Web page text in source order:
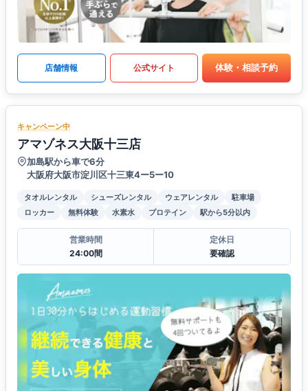
店舗情報 公式サイト 体験・相談予約
キャンペーン中
アマゾネス大阪十三店
加島駅から車で6分
大阪府大阪市淀川区十三東4ー5ー10
タオルレンタル シューズレンタル ウェアレンタル
駐車場
ロッカー
無料体験 水素水 プロテイン 駅から5分以内
営業時間
24:00間
定休日
要確認